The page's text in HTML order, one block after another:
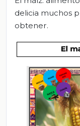
delicia muchos
obtener.